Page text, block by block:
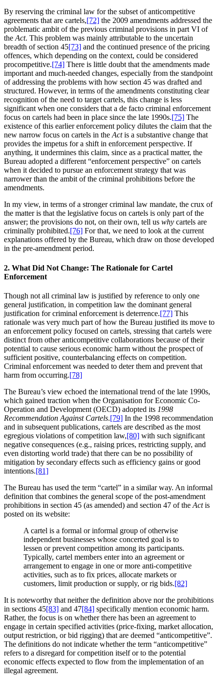
By reserving the criminal law for the subset of anticompetitive
agreements that are cartels,[72] the 2009 amendments addressed the
problematic ambit of the previous criminal provisions in part VI of
the Act. This problem was mainly attributable to the uncertain
breadth of section 45[73] and the continued presence of the pricing
offences, which depending on the context, could be considered
procompetitive.[74] There is little doubt that the amendments made
important and much-needed changes, especially from the standpoint
of addressing the problems with how section 45 was drafted and
structured. However, in terms of the amendments constituting clear
recognition of the need to target cartels, this change is less
significant when one considers that a de facto criminal enforcement
focus on cartels had been in place since the late 1990s.[75] The
existence of this earlier enforcement policy dilutes the claim that the
new narrow focus on cartels in the Actis a substantive change that
provides the impetus for a shift in enforcement perspective. If
anything, it undermines this claim, since as a practical matter, the
Bureau adopted a different “enforcement perspective” on cartels
when it decided to pursue an enforcement strategy that was
narrower than the ambit of the criminal prohibitions before the
amendments.
In my view, in terms of a stronger criminal law mandate, the crux of
the matter is that the legislative focus on cartels is only part of the
answer; the provisions do not, on their own, tell us why cartels are
criminally prohibited.[76] For that, we need to look at the current
explanations offered by the Bureau, which draw on those developed
in the pre-amendment period.
2. What Did Not Change: The Rationale for Cartel
Enforcement
Though not all criminal law is justified by reference to only one
general justification, in competition law the dominant general
justification for criminal enforcement is deterrence.[77] This
rationale was very much part of how the Bureau justified its move to
an enforcement policy focused on cartels, stressing that cartels were
distinct from other anticompetitive collaborations because of their
potential to cause serious economic harm without the prospect of
sufficient positive, counterbalancing effects on competition.
Criminal enforcement was needed to deter them and prevent that
harm from occurring.[78]
The Bureau’s view echoed the international trend of the late 1990s,
which gained traction when the Organisation for Economic Co-
Operation and Development (OECD) adopted its 1998
Recommendation Against Cartels.[79] In the 1998 recommendation
and in subsequent publications, cartels are described as the most
egregious violations of competition law,[80] with such significant
negative consequences (e.g., raising prices, restricting supply, and
even distorting world trade) that there can be no possibility of
mitigation by secondary effects such as efficiency gains or good
intentions.[81]
The Bureau has used the term “cartel” in a similar way. An informal
definition that combines the general scope of the post-amendment
prohibitions in section 45 (as amended) and section 47 of the Actis
posted on its website:
A cartel is a formal or informal group of otherwise
independent businesses whose concerted goal is to
lessen or prevent competition among its participants.
Typically, cartel members enter into an agreement or
arrangement to engage in one or more anti-competitive
activities, such as to fix prices, allocate markets or
customers, limit production or supply, or rig bids.[82]
It is noteworthy that neither the definition above nor the prohibitions
in sections 45[83] and 47[84] specifically mention economic harm.
Rather, the focus is on whether there has been an agreement to
engage in certain specified activities (price-fixing, market allocation,
output restriction, or bid rigging) that are deemed “anticompetitive”.
The definitions do not indicate whether the term “anticompetitive”
refers to a disregard for competition itself or to the potential
economic effects expected to flow from the implementation of an
illegal agreement.